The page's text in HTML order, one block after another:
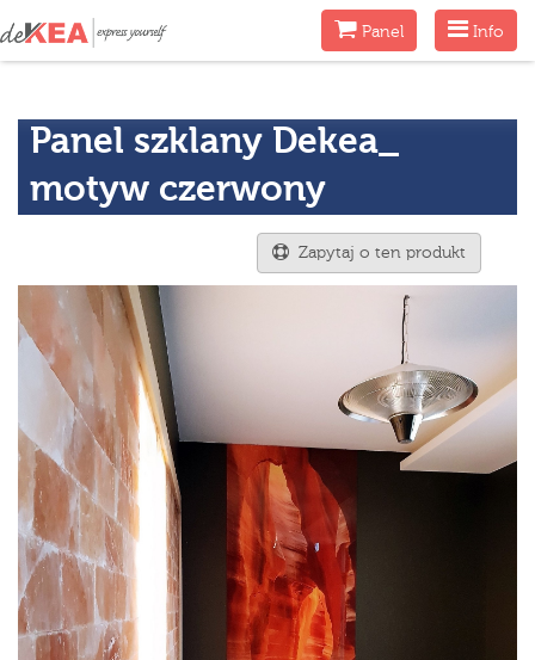
Menu
Info
MenuPanel
Panel szklany Dekea_
motyw czerwony
Zapytaj o ten produkt